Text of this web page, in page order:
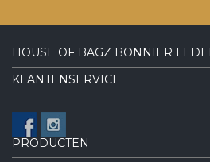
HOUSE OF BAGZ BONNIER
KLANTENSERVICE
PRODUCTEN